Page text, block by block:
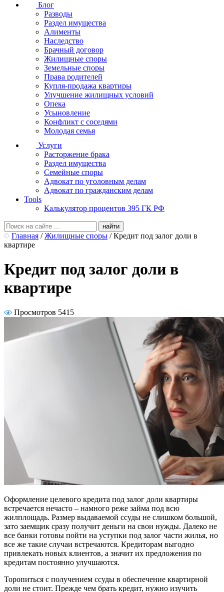
Блог
Разводы
Раздел имущества
Алименты
Наследство
Брачный договор
Жилищные споры
Земельные споры
Права родителей
Купля-продажа квартиры
Улучшение жилищных условий
Опека
Усыновление
Конфликт с соседями
Молодая семья
Услуги
Расторжение брака
Раздел имущества
Семейные споры
Адвокат по уголовным делам
Адвокат по гражданским делам
Tools
Калькулятор процентов 395 ГК РФ
Главная / Жилищные споры / Кредит под залог доли в
квартире
Кредит под залог доли в
квартире
Просмотров 5415
Оформление целевого кредита под залог доли квартиры
встречается нечасто – намного реже займа под всю
жилплощадь. Размер выдаваемой ссуды не слишком большой,
зато заемщик сразу получит деньги на свои нужды. Далеко не
все банки готовы пойти на уступки под залог части жилья, но
все же такие случаи встречаются. Кредиторам выгодно
привлекать новых клиентов, а значит их предложения по
кредитам постоянно улучшаются.
Торопиться с получением ссуды в обеспечение квартирной
доли не стоит. Прежде чем брать кредит, нужно изучить